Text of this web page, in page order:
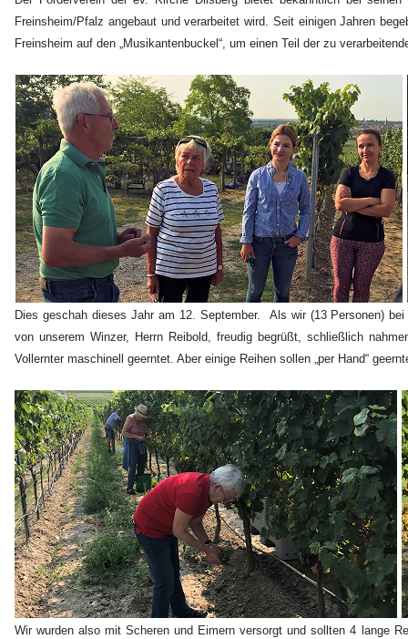
Freinsheim/Pfalz angebaut und verarbeitet wird. Seit einigen Jahren
Freinsheim auf den „Musikantenbuckel“, um einen Teil der zu
Dies geschah dieses Jahr am 12. September. Als wir (13 Personen)
von unserem Winzer, Herrn Reibold, freudig begrüßt, schließlich
Vollernter maschinell geerntet. Aber einige Reihen sollen „per Hand“
Wir wurden also mit Scheren und Eimern versorgt und sollten 4 lange